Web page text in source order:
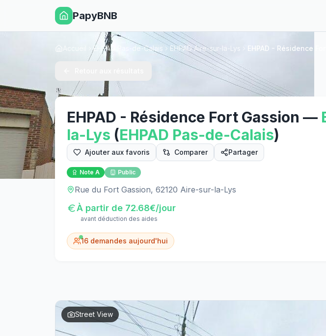
PapyBNB
EHPAD Pas-de-Calais EHPAD Aire-sur-la-Lys EHPAD - Résidence
EHPAD - Résidence Fort Gassion —
la-Lys (EHPAD Pas-de-Calais)
Ajouter aux favoris Comparer Partager
Note A Public
Rue du Fort Gassion, 62120 Aire-sur-la-Lys
À partir de 72.68€/jour
avant déduction des aides
16 demandes aujourd'hui
Street View